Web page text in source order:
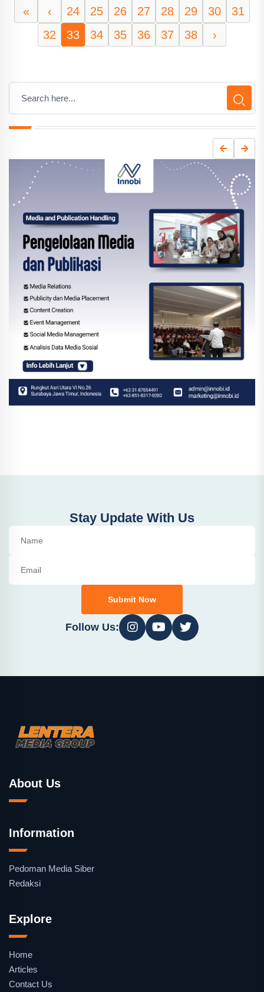
« ‹ 24 25 26 27 28 29 30
31
32
33 34 35 36 37 38 ›
Stay Update With Us
Submit Now
Follow Us:
About Us
Information
Pedoman Media Siber
Redaksi
Explore
Home
Articles
Contact Us